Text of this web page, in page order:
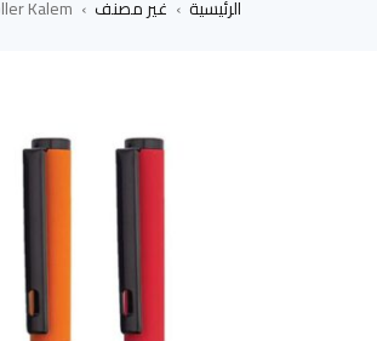
الرئيسية › غير مصنف ›
Kalem